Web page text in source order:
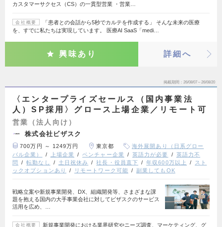
カスタマーサクセス（CS）の一貫型営業 ・営業…
会社概要
「患者との会話から5秒でカルテを作成する」 そんな未来の医療
を、すでに私たちは実現しています。 医療AI SaaS「medi…
興味あり 詳細へ
掲載期間 26/08/07～26/08/20
〈エンタープライズセールス（国内事業法
人）SP採用〉グロース上場企業／リモート可
営業（法人向け）
株式会社ビザスク
700万円 ～ 1249万円 東京都
海外展開あり（日系グロー
バル企業）
上場企業 ベンチャー企業 英語力が必要
英語力不
問
転勤なし 土日祝休み 社長・役員直下 年収600万以上
スト
ックオプションあり
リモートワーク可能 副業してもOK
戦略立案や新規事業開発、DX、組織開発等、さまざまな課
題を抱える国内の大手事業会社に対してビザスクのサービス
活用を広め、…
会社概要
新規事業開発における業界研究やニーズ調査、マーケティング、グ